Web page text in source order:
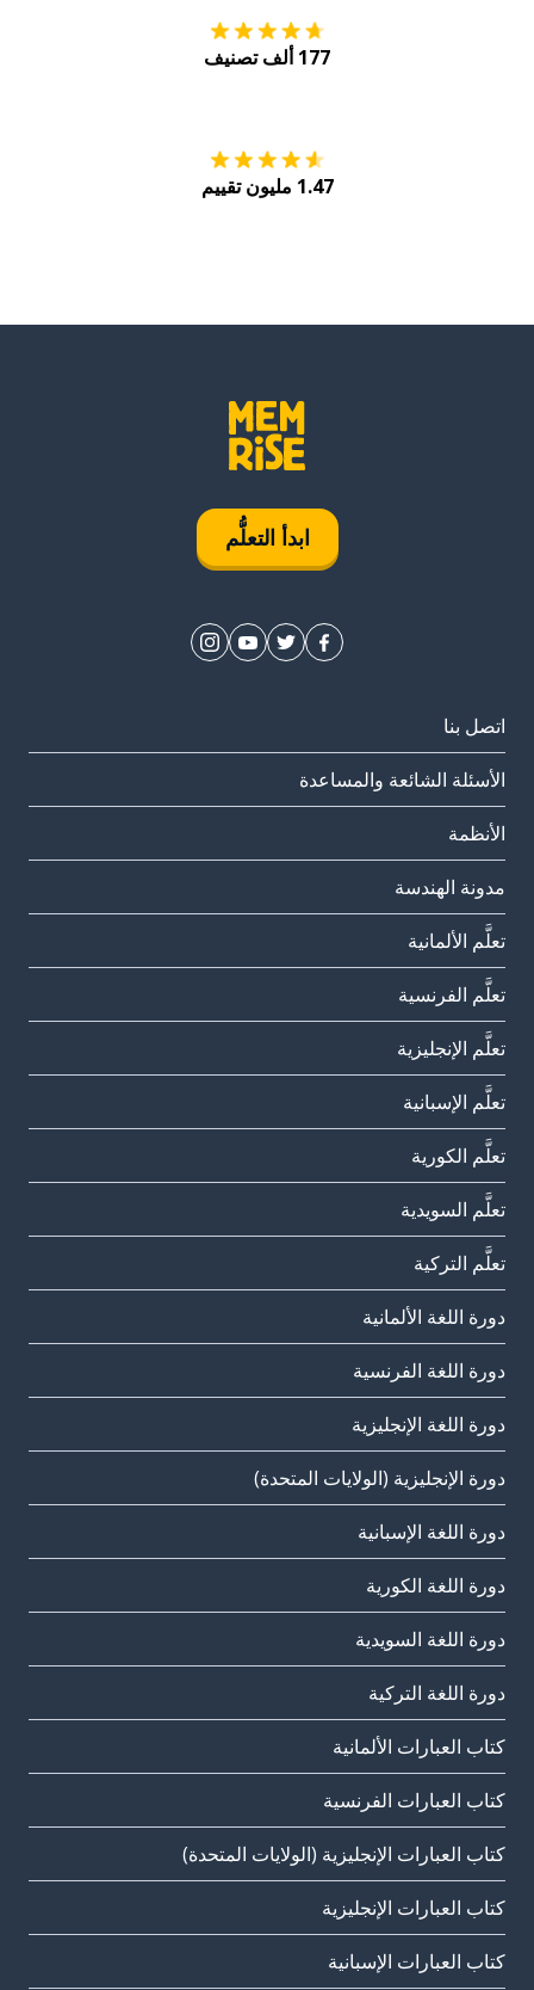
177 ألف تصنيف
1.47 مليون تقييم
ابدأ التعلُّم
اتصل بنا
الأسئلة الشائعة والمساعدة
الأنظمة
مدونة الهندسة
تعلَّم الألمانية
تعلَّم الفرنسية
تعلَّم الإنجليزية
تعلَّم الإسبانية
تعلَّم الكورية
تعلَّم السويدية
تعلَّم التركية
دورة اللغة الألمانية
دورة اللغة الفرنسية
دورة اللغة الإنجليزية
دورة الإنجليزية (الولايات المتحدة)
دورة اللغة الإسبانية
دورة اللغة الكورية
دورة اللغة السويدية
دورة اللغة التركية
كتاب العبارات الألمانية
كتاب العبارات الفرنسية
كتاب العبارات الإنجليزية (الولايات المتحدة)
كتاب العبارات الإنجليزية
كتاب العبارات الإسبانية